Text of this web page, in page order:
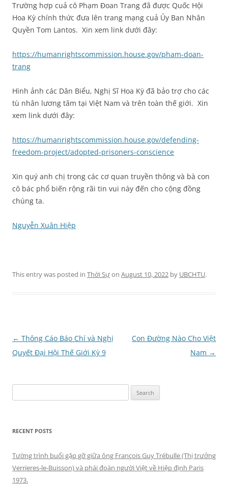
Trường hợp cuả cô Phạm Đoan Trang đã được Quốc Hội
Hoa Kỳ chính thức đưa lên trang mạng cuả Ủy Ban Nhân
Quyền Tom Lantos. Xin xem link dưới đây:
https://humanrightscommission.house.gov/pham-doan-
trang
Hình ảnh các Dân Biểu, Nghị Sĩ Hoa Kỳ đã bảo trợ cho các
tù nhân lương tâm tại Việt Nam và trên toàn thế giới. Xin
xem link dưới đây:
https://humanrightscommission.house.gov/defending-
freedom-project/adopted-prisoners-conscience
Xin quý anh chị trong các cơ quan truyền thông và bà con
cô bác phổ biến rộng rãi tin vui này đến cho cộng đồng
chúng ta.
Nguyễn Xuân Hiệp
This entry was posted in Thời Sựon August 10, 2022 by UBCHTU.
Post
navigation
← Thông Cáo Báo Chí và Nghị
Quyết Đại Hội Thế Giới Kỳ 9
Con Đường Nào Cho Việt
Nam →
for:
RECENT POSTS
Tường trình buổi gặp gỡ giữa ông François Guy Trébulle (Thị trưởng
Verrieres-le-Buisson) và phái đoàn người Việt về Hiệp định Paris
1973.